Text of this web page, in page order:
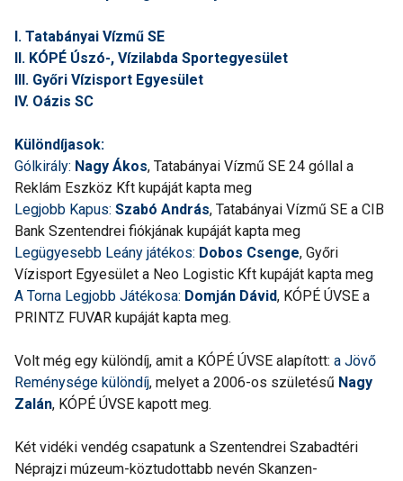
I. Tatabányai Vízmű SE
II. KÓPÉ Úszó-, Vízilabda Sportegyesület
III. Győri Vízisport Egyesület
IV. Oázis SC
Különdíjasok:
Gólkirály: Nagy Ákos, Tatabányai Vízmű SE 24 góllal a
Reklám Eszköz Kft kupáját kapta meg
Legjobb Kapus: Szabó András, Tatabányai Vízmű SE a CIB
Bank Szentendrei fiókjának kupáját kapta meg
Legügyesebb Leány játékos: Dobos Csenge, Győri
Vízisport Egyesület a Neo Logistic Kft kupáját kapta meg
A Torna Legjobb Játékosa: Domján Dávid, KÓPÉ ÚVSE a
PRINTZ FUVAR kupáját kapta meg.
Volt még egy különdíj, amit a KÓPÉ ÚVSE alapított: a Jövő
Reménysége különdíj, melyet a 2006-os születésű Nagy
Zalán, KÓPÉ ÚVSE kapott meg.
Két vidéki vendég csapatunk a Szentendrei Szabadtéri
Néprajzi múzeum-köztudottabb nevén Skanzen-